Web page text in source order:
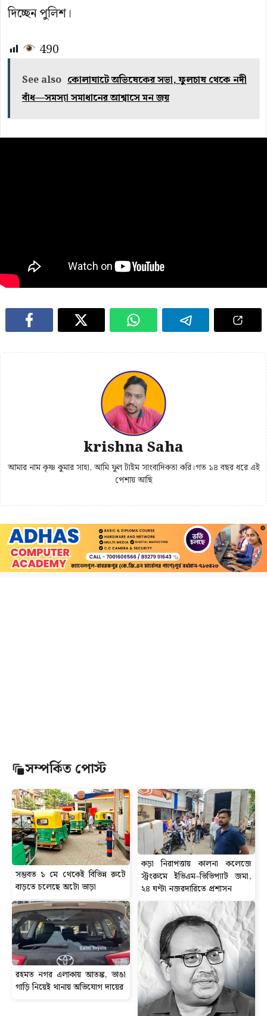
দিচ্ছেন পুলিশ।
490
See also কোলাঘাটে অভিষেকের সভা, ফুলচাষ থেকে নদী
বাঁধ—সমস্যা সমাধানের আশ্বাসে মন জয়
krishna Saha
আমার নাম কৃষ্ণ কুমার সাহা, আমি ফুল টাইম সাংবাদিকতা করি।গত ১৪ বছর ধরে এই
পেশায় আছি
সম্পর্কিত পোস্ট
সম্ভবত ১ মে থেকেই বিভিন্ন রুটে
বাড়তে চলেছে অটো ভাড়া
কড়া নিরাপত্তায় কালনা কলেজে
স্ট্রংরুমে ইভিএম–ভিভিপ্যাট জমা,
২৪ ঘণ্টা নজরদারিতে প্রশাসন
রহমত নগর এলাকায় আতঙ্ক, ভাঙা
গাড়ি নিয়েই থানায় অভিযোগ দায়ের